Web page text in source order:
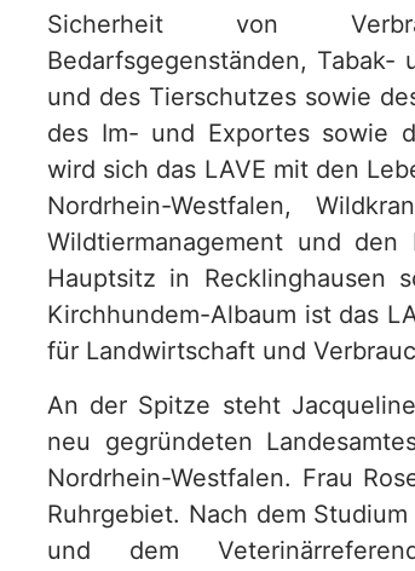
Sicherheit von
Bedarfsgegenständen, Tabak-
und des Tierschutzes sowie
des Im- und Exportes sowie
wird sich das LAVE mit den
Nordrhein-Westfalen,
Wildtiermanagement und
Hauptsitz in Recklinghausen
Kirchhundem-Albaum ist das
für Landwirtschaft und
An der Spitze steht
neu gegründeten
Nordrhein-Westfalen. Frau
Ruhrgebiet. Nach dem
und dem